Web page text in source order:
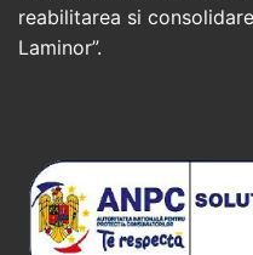
reabilitarea si
Laminor”.